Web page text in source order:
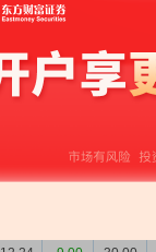
(元)
(%)
成交量
(万股)
-8.28 29.00